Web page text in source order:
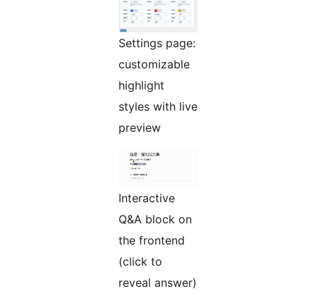
Settings page:
customizable
highlight
styles with live
preview
Interactive
Q&A block on
the frontend
(click to
reveal answer)